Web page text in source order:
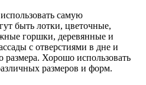
самую
быть лотки, цветочные,
горшки, деревянные и
с отверстиями в дне и
размера. Хорошо использовать
размеров и форм.